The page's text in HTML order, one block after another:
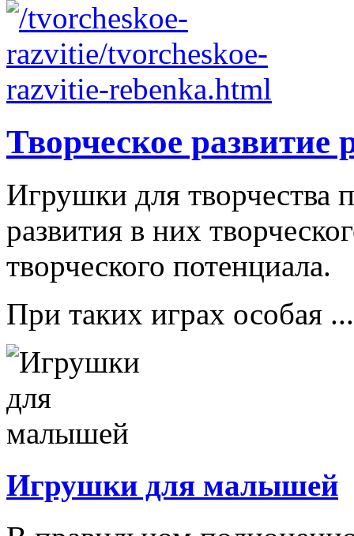
Творческое развитие
Игрушки для творчества
развития в них
творческого потенциала.
При таких играх особая ...
Игрушки для малышей